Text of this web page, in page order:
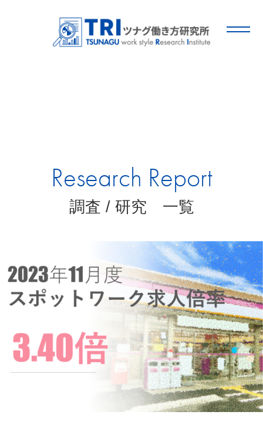
Research Report
調査 / 研究 一覧